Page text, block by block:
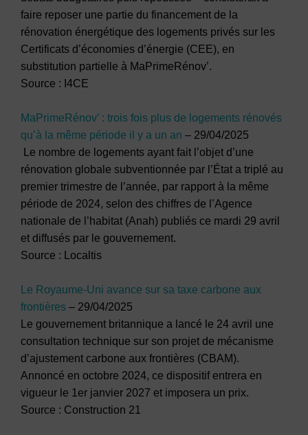
faire reposer une partie du financement de la
rénovation énergétique des logements privés sur les
Certificats d’économies d’énergie (CEE), en
substitution partielle à MaPrimeRénov’.
Source : I4CE
MaPrimeRénov’ : trois fois plus de logements rénovés
qu’à la même période il y a un an – 29/04/2025
Le nombre de logements ayant fait l’objet d’une
rénovation globale subventionnée par l’État a triplé au
premier trimestre de l’année, par rapport à la même
période de 2024, selon des chiffres de l’Agence
nationale de l’habitat (Anah) publiés ce mardi 29 avril
et diffusés par le gouvernement.
Source : Localtis
Le Royaume-Uni avance sur sa taxe carbone aux
frontières – 29/04/2025
Le gouvernement britannique a lancé le 24 avril une
consultation technique sur son projet de mécanisme
d’ajustement carbone aux frontières (CBAM).
Annoncé en octobre 2024, ce dispositif entrera en
vigueur le 1er janvier 2027 et imposera un prix.
Source : Construction 21